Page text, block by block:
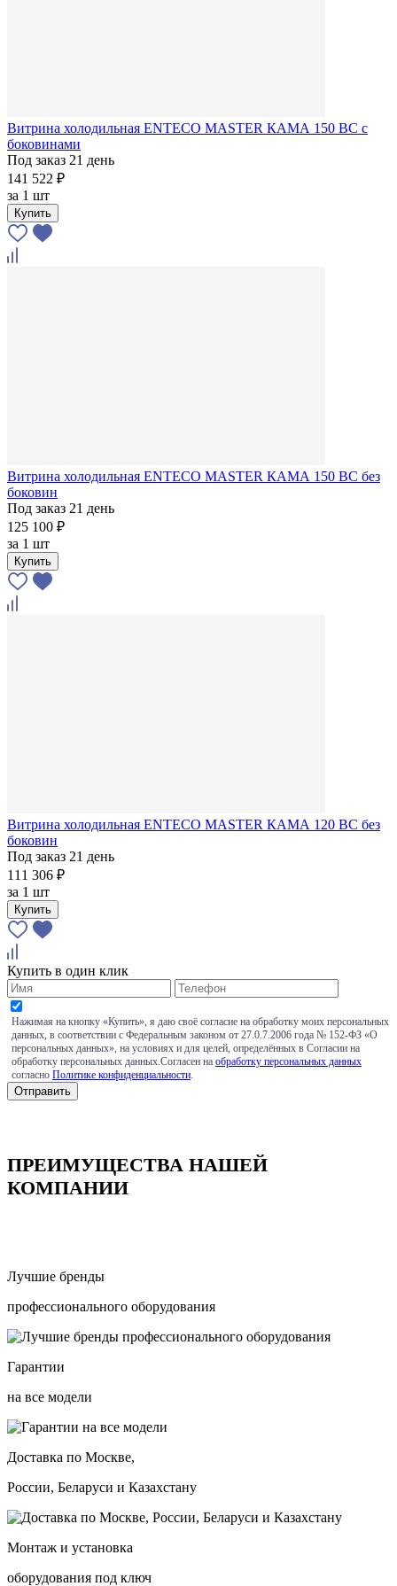
Витрина холодильная ENTECO MASTER КАМА 150 BC с
боковинами
Под заказ 21 день
141 522 ₽
за 1 шт
Купить
Витрина холодильная ENTECO MASTER КАМА 150 ВС без
боковин
Под заказ 21 день
125 100 ₽
за 1 шт
Купить
Витрина холодильная ENTECO MASTER КАМА 120 BC без
боковин
Под заказ 21 день
111 306 ₽
за 1 шт
Купить
Купить в один клик
Нажимая на кнопку «Купить», я даю своё согласие на обработку моих персональных
данных, в соответствии с Федеральным законом от 27.0.7.2006 года № 152-ФЗ «О
персональных данных», на условиях и для целей, определённых в Согласии на
обработку персональных данных.Согласен на обработку персональных данных
согласно Политике конфиденциальности
ПРЕИМУЩЕСТВА НАШЕЙ
КОМПАНИИ
Лучшие бренды
профессионального оборудования
Гарантии
на все модели
Доставка по Москве,
России, Беларуси и Казахстану
Монтаж и установка
оборудования под ключ